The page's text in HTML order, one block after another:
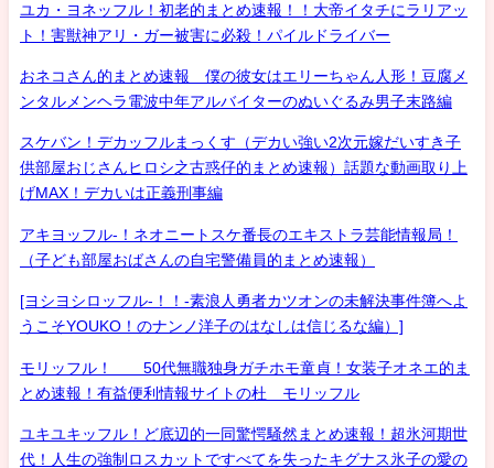
ユカ・ヨネッフル！初老的まとめ速報！！大帝イタチにラリアッ
ト！害獣神アリ・ガー被害に必殺！パイルドライバー
おネコさん的まとめ速報 僕の彼女はエリーちゃん人形！豆腐メ
ンタルメンヘラ電波中年アルバイターのぬいぐるみ男子末路編
スケバン！デカッフルまっくす（デカい強い2次元嫁だいすき子
供部屋おじさんヒロシ之古惑仔的まとめ速報）話題な動画取り上
げMAX！デカいは正義刑事編
アキヨッフル-！ネオニートスケ番長のエキストラ芸能情報局！
（子ども部屋おばさんの自宅警備員的まとめ速報）
[ヨシヨシロッフル-！！-素浪人勇者カツオンの未解決事件簿へよ
うこそYOUKO！のナンノ洋子のはなしは信じるな編）]
モリッフル！ 50代無職独身ガチホモ童貞！女装子オネエ的ま
とめ速報！有益便利情報サイトの杜 モリッフル
ユキユキッフル！ど底辺的一同驚愕騒然まとめ速報！超氷河期世
代！人生の強制ロスカットですべてを失ったキグナス氷子の愛の